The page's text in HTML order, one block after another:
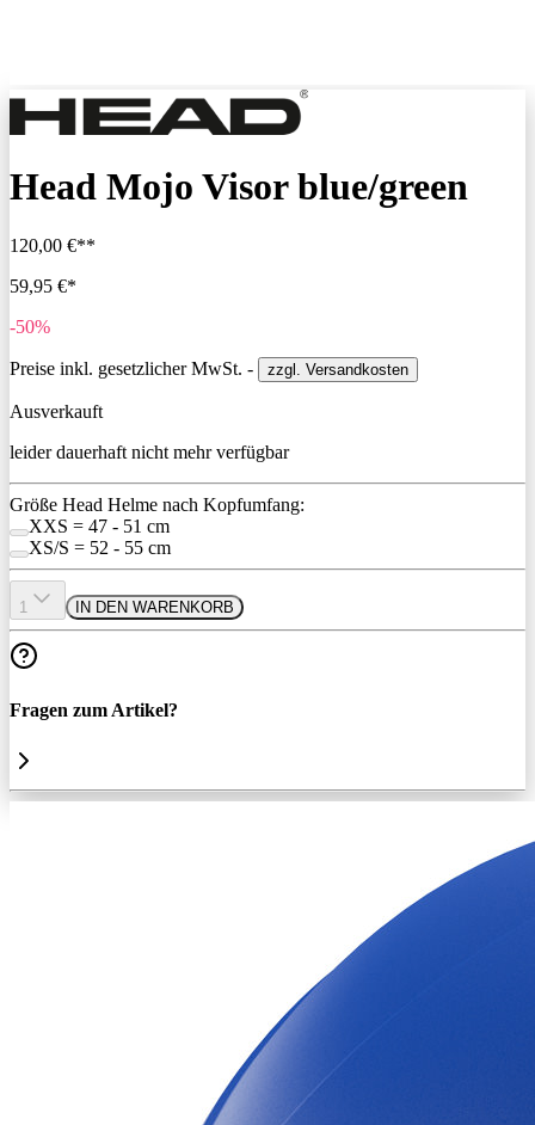
Head Mojo Visor blue/green
120,00 €**
59,95 €*
-50%
Preise inkl. gesetzlicher MwSt. - zzgl. Versandkosten
Ausverkauft
leider dauerhaft nicht mehr verfügbar
Größe Head Helme nach Kopfumfang:
XXS = 47 - 51 cm
XS/S = 52 - 55 cm
1 IN DEN WARENKORB
Fragen zum Artikel?